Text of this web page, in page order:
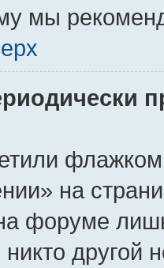
мы
флажком
на
форуме
другой